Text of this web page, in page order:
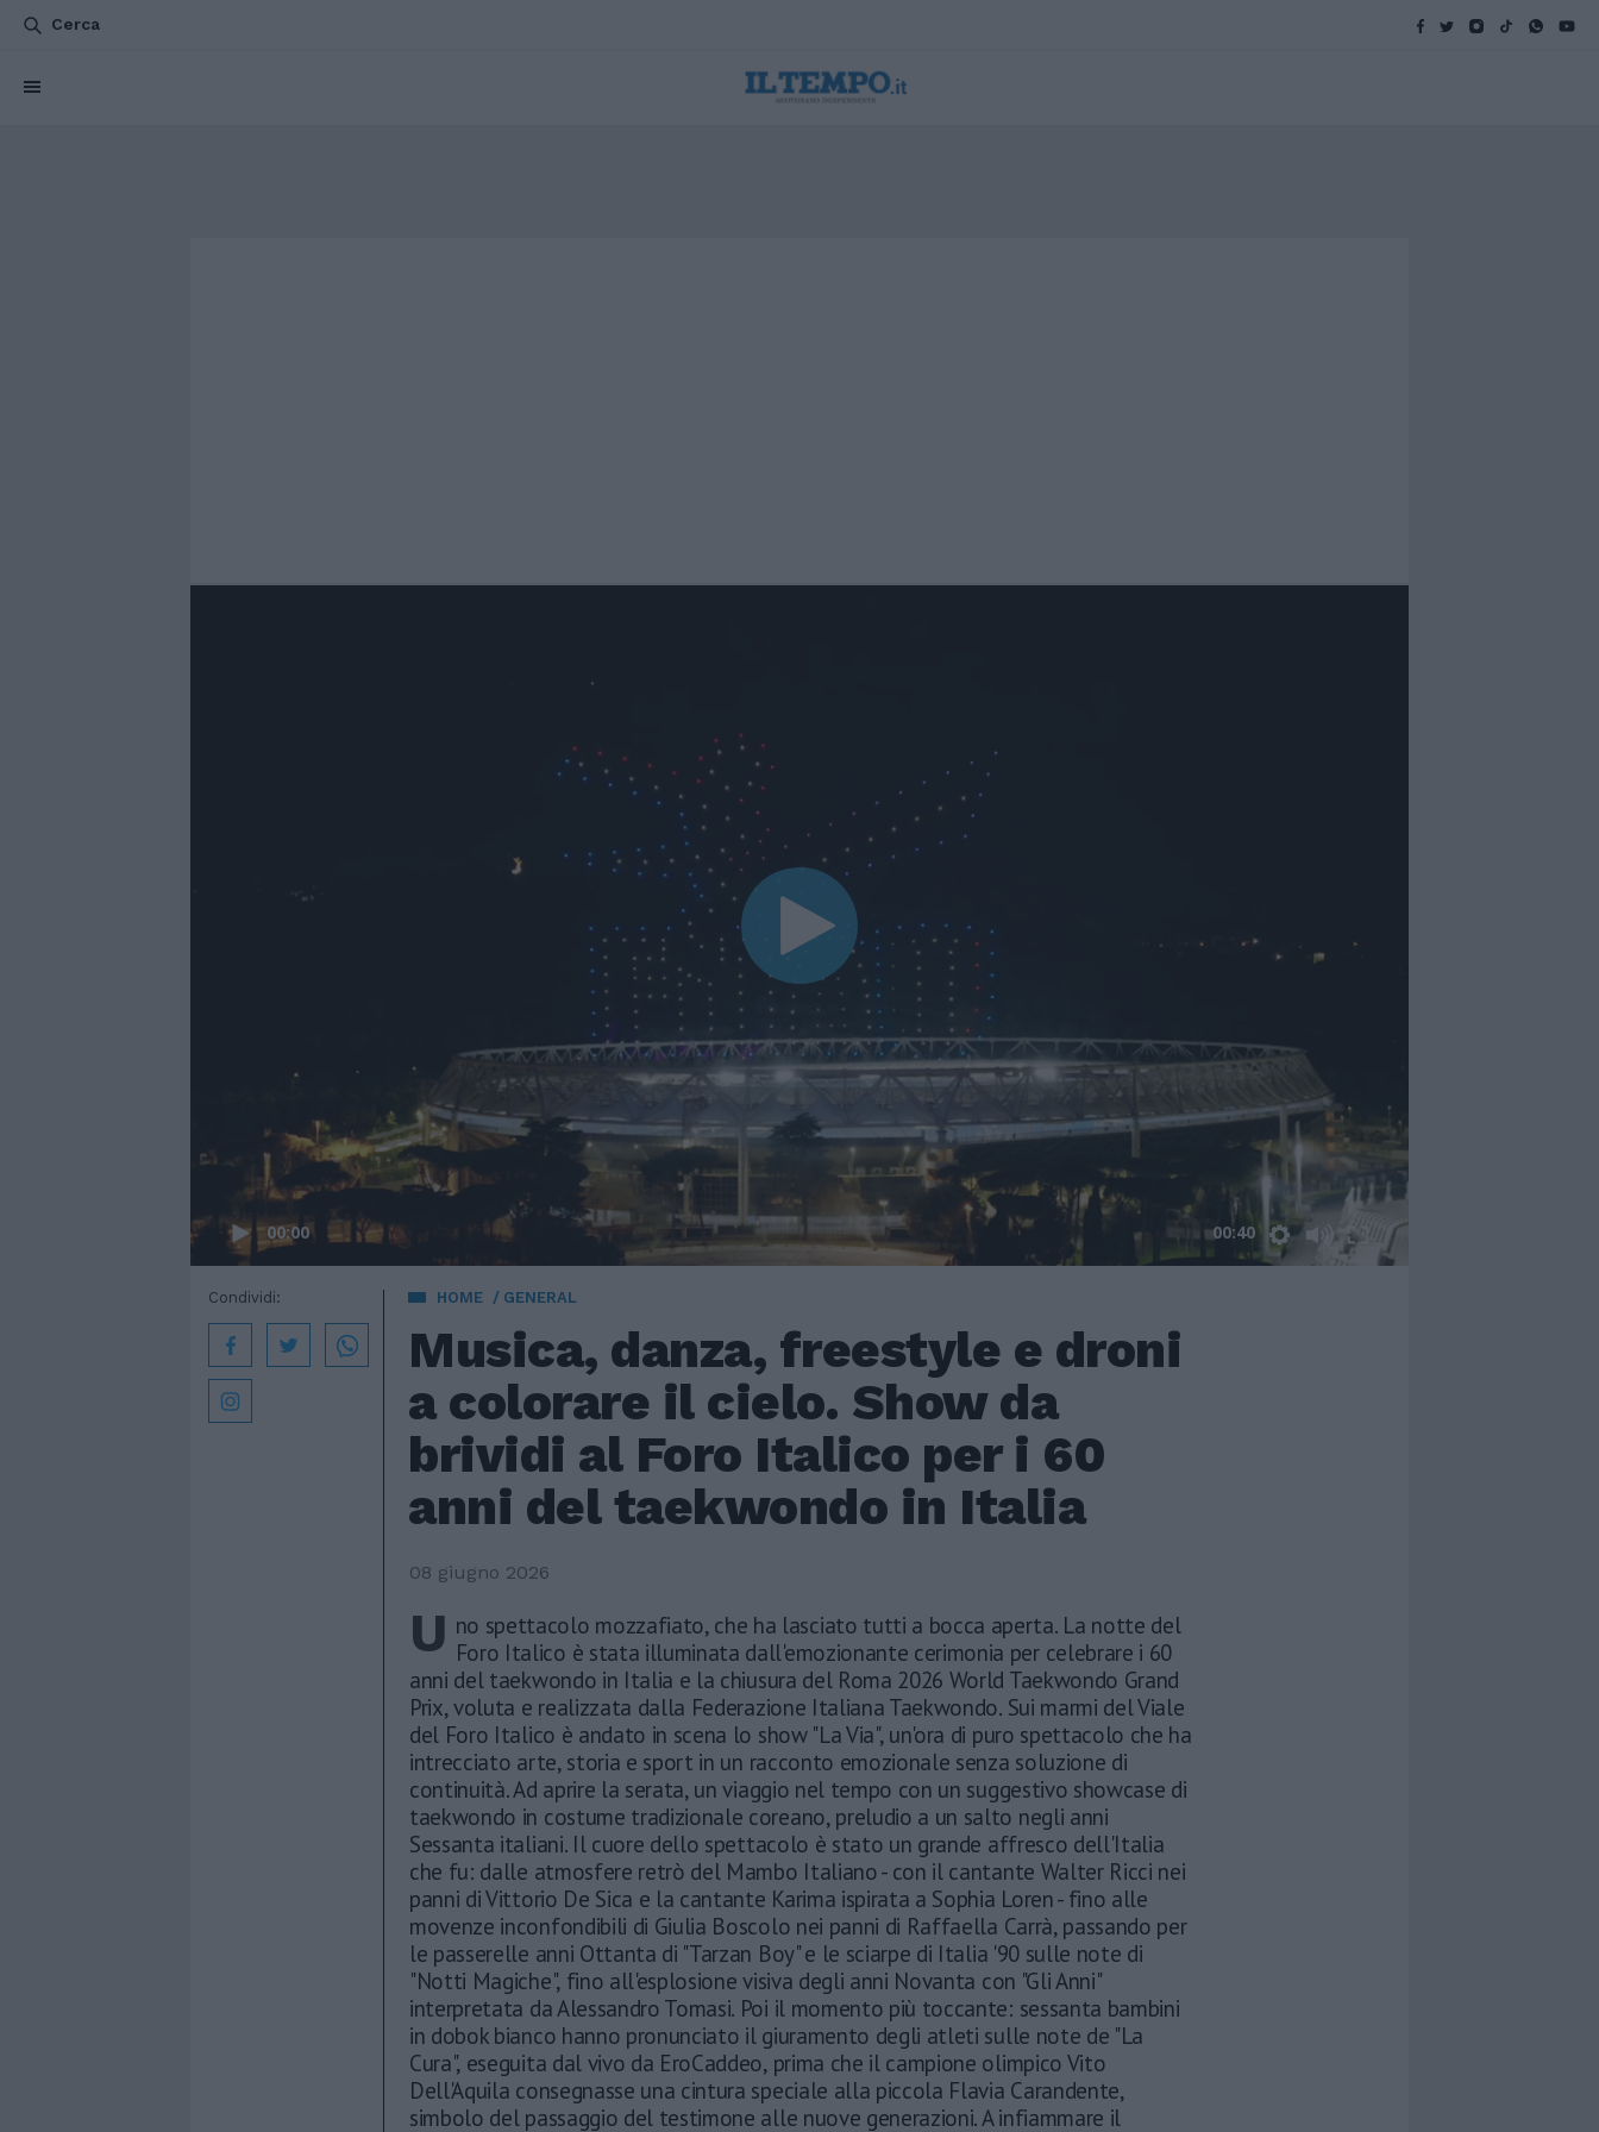
Cerca
00:00 00:40
HOME GENERAL
Musica, danza, freestyle e droni
a colorare il cielo. Show da
brividi al Foro Italico per i 60
anni del taekwondo in Italia
08 giugno 2026
Condividi:
U no spettacolo mozzafiato, che ha lasciato tutti a bocca aperta. La notte del
Foro Italico è stata illuminata dall'emozionante cerimonia per celebrare i 60
anni del taekwondo in Italia e la chiusura del Roma 2026 World Taekwondo Grand
Prix, voluta e realizzata dalla Federazione Italiana Taekwondo. Sui marmi del Viale
del Foro Italico è andato in scena lo show "La Via", un'ora di puro spettacolo che ha
intrecciato arte, storia e sport in un racconto emozionale senza soluzione di
continuità. Ad aprire la serata, un viaggio nel tempo con un suggestivo showcase di
taekwondo in costume tradizionale coreano, preludio a un salto negli anni
Sessanta italiani. Il cuore dello spettacolo è stato un grande affresco dell'Italia
che fu: dalle atmosfere retrò del Mambo Italiano - con il cantante Walter Ricci nei
panni di Vittorio De Sica e la cantante Karima ispirata a Sophia Loren - fino alle
movenze inconfondibili di Giulia Boscolo nei panni di Raffaella Carrà, passando per
le passerelle anni Ottanta di "Tarzan Boy" e le sciarpe di Italia '90 sulle note di
"Notti Magiche", fino all'esplosione visiva degli anni Novanta con "Gli Anni"
interpretata da Alessandro Tomasi. Poi il momento più toccante: sessanta bambini
in dobok bianco hanno pronunciato il giuramento degli atleti sulle note de "La
Cura", eseguita dal vivo da EroCaddeo, prima che il campione olimpico Vito
Dell'Aquila consegnasse una cintura speciale alla piccola Flavia Carandente,
simbolo del passaggio del testimone alle nuove generazioni. A infiammare il